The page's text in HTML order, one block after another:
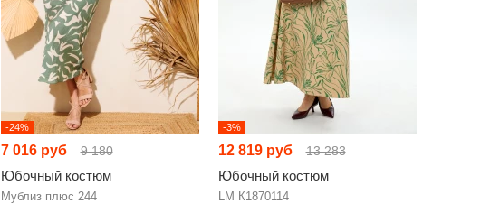
-24%
7 016 руб 9 180
Юбочный костюм
Мублиз плюс 244
-3%
12 819 руб 13 283
Юбочный костюм
LM К1870114